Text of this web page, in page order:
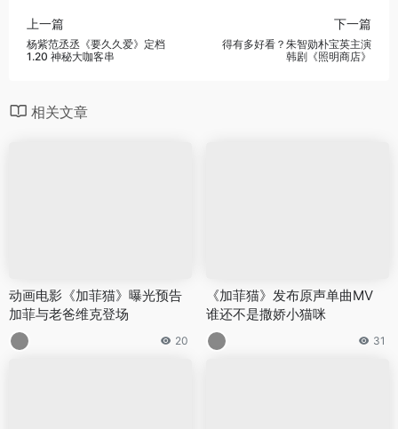
上一篇
杨紫范丞丞《要久久爱》定档
1.20 神秘大咖客串
下一篇
得有多好看？朱智勋朴宝英主演
韩剧《照明商店》
相关文章
动画电影《加菲猫》曝光预告
加菲与老爸维克登场
20
《加菲猫》发布原声单曲MV
谁还不是撒娇小猫咪
31